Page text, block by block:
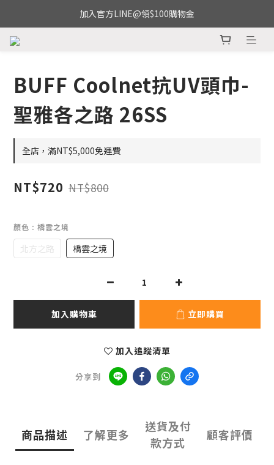
加入官方LINE@領$100購物金
BUFF Coolnet抗UV頭巾-
聖雅各之路 26SS
全店，滿NT$5,000免運費
NT$720 NT$800
顏色 : 橋雲之境
北方之路 橋雲之境
加入購物車 立即購買
加入追蹤清單
分享到
商品描述 了解更多
送貨及付
款方式
顧客評價